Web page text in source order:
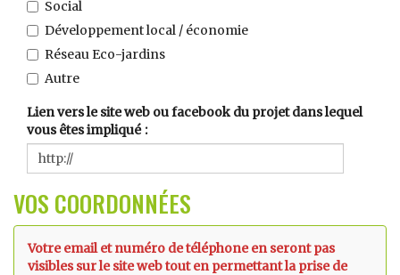
Social
Développement local / économie
Réseau Eco-jardins
Autre
Lien vers le site web ou facebook du projet dans lequel
vous êtes impliqué
VOS COORDONNÉES
Votre email et numéro de téléphone en seront pas
visibles sur le site web tout en permettant la prise de